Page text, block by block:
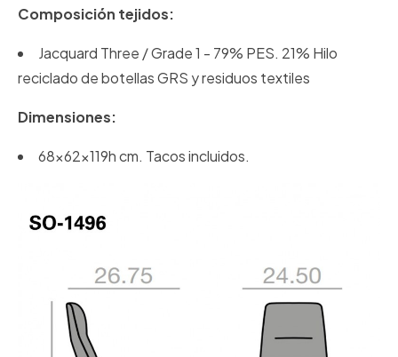
Composición tejidos:
Jacquard Three / Grade 1 - 79% PES. 21% Hilo
reciclado de botellas GRS y residuos textiles
Dimensiones:
68x62x119h cm. Tacos incluidos.